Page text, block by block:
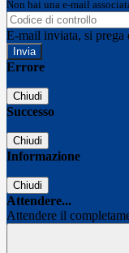
Non hai una e-mail
E-mail inviata, si prega
Errore
Chiudi
Successo
Chiudi
Informazione
Chiudi
Attendere...
Attendere il